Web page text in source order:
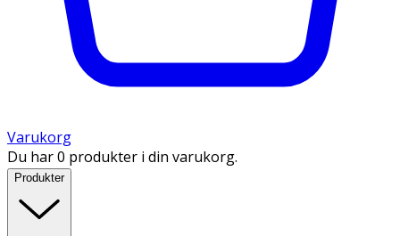
Varukorg
Du har 0 produkter i din varukorg.
Produkter